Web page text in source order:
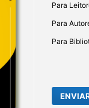
Para
Para
Para